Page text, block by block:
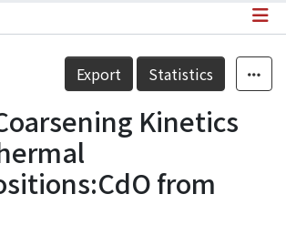
Details
Export Statistics
Kinetics
from